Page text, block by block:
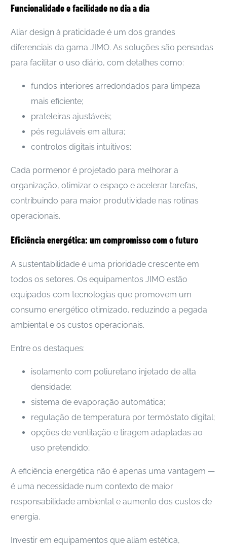
Funcionalidade e facilidade no dia a dia
Aliar design à praticidade é um dos grandes
diferenciais da gama JIMO. As soluções são pensadas
para facilitar o uso diário, com detalhes como:
fundos interiores arredondados para limpeza
mais eficiente;
prateleiras ajustáveis;
pés reguláveis em altura;
controlos digitais intuitivos;
Cada pormenor é projetado para melhorar a
organização, otimizar o espaço e acelerar tarefas,
contribuindo para maior produtividade nas rotinas
operacionais.
Eficiência energética: um compromisso com o futuro
A sustentabilidade é uma prioridade crescente em
todos os setores. Os equipamentos JIMO estão
equipados com tecnologias que promovem um
consumo energético otimizado, reduzindo a pegada
ambiental e os custos operacionais.
Entre os destaques:
isolamento com poliuretano injetado de alta
densidade;
sistema de evaporação automática;
regulação de temperatura por termóstato digital;
opções de ventilação e tiragem adaptadas ao
uso pretendido;
A eficiência energética não é apenas uma vantagem —
é uma necessidade num contexto de maior
responsabilidade ambiental e aumento dos custos de
energia.
Investir em equipamentos que aliam estética,